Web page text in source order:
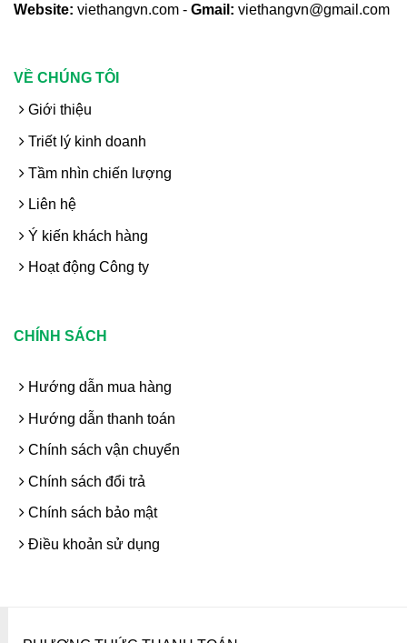
Website: viethangvn.com - Gmail: viethangvn@gmail.com
VỀ CHÚNG TÔI
Giới thiệu
Triết lý kinh doanh
Tầm nhìn chiến lượng
Liên hệ
Ý kiến khách hàng
Hoạt động Công ty
CHÍNH SÁCH
Hướng dẫn mua hàng
Hướng dẫn thanh toán
Chính sách vận chuyển
Chính sách đổi trả
Chính sách bảo mật
Điều khoản sử dụng